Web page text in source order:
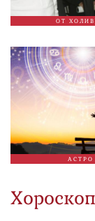
ОТ
АСТРО